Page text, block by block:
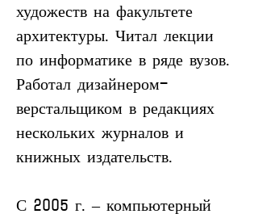
художеств на факультете
архитектуры. Читал лекции
по информатике в ряде вузов.
Работал дизайнером-
верстальщиком в редакциях
нескольких журналов и
книжных издательств.
С 2005 г. – компьютерный